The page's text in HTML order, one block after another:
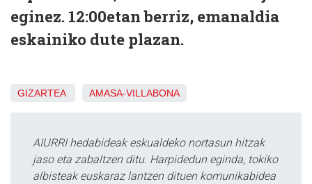
eginez. 12:00etan berriz, emanaldia
eskainiko dute plazan.
GIZARTEA AMASA-VILLABONA
AIURRI hedabideak eskualdeko nortasun hitzak
jaso eta zabaltzen ditu. Harpidedun eginda, tokiko
albisteak euskaraz lantzen dituen komunikabidea